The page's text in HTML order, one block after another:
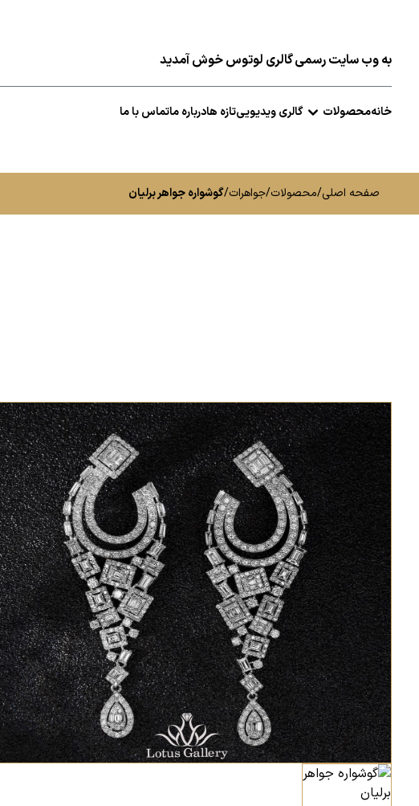
به وب سایت رسمی گالری لوتوس خوش آمدید
خانهمحصولات گالری ویدیوییتازه هادرباره ماتماس با ما
صفحه اصلی/محصولات/جواهرات/گوشواره جواهر برلیان